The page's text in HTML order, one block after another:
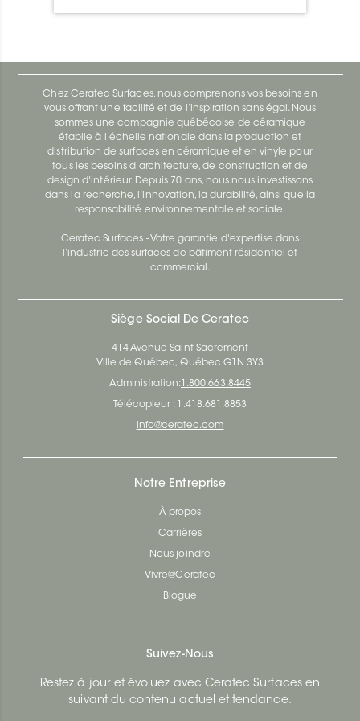
connaisseurs. En effet, la porcelaine et la
que nécessite ce dernier.
Chez Ceratec Surfaces, nous comprenons vos besoins en
vous offrant une facilité et de l’inspiration sans égal. Nous
sommes une compagnie québécoise de céramique
établie à l'échelle nationale dans la production et
distribution de surfaces en céramique et en vinyle pour
tous les besoins d'architecture, de construction et de
design d'intérieur. Depuis 70 ans, nous nous investissons
dans la recherche, l’innovation, la durabilité, ainsi que la
responsabilité environnementale et sociale.
Ceratec Surfaces - Votre garantie d'expertise dans
l’industrie des surfaces de bâtiment résidentiel et
commercial.
Siège Social De Ceratec
414 Avenue Saint-Sacrement
Ville de Québec, Québec G1N 3Y3
Administration: 1.800.663.8445
Télécopieur : 1.418.681.8853
info@ceratec.com
Notre Entreprise
À propos
Carrières
Nous joindre
Vivre@Ceratec
Blogue
Suivez-Nous
Restez à jour et évoluez avec Ceratec Surfaces en
suivant du contenu actuel et tendance.